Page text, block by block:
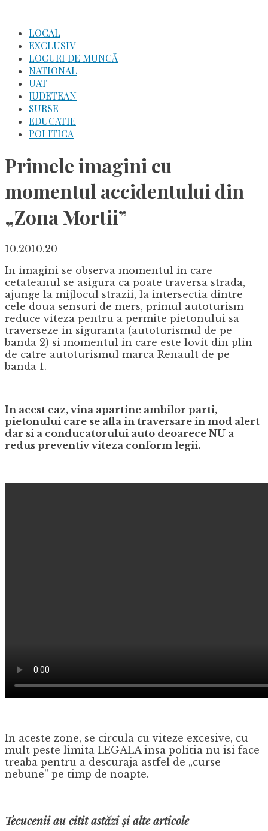
contentLOCAL
EXCLUSIV
LOCURI DE MUNCĂ
NATIONAL
UAT
JUDETEAN
SURSE
EDUCATIE
POLITICA
Primele imagini cu
momentul accidentului din
„Zona Mortii”
10.2010.20
In imagini se observa momentul in care
cetateanul se asigura ca poate traversa strada,
ajunge la mijlocul strazii, la intersectia dintre
cele doua sensuri de mers, primul autoturism
reduce viteza pentru a permite pietonului sa
traverseze in siguranta (autoturismul de pe
banda 2) si momentul in care este lovit din plin
de catre autoturismul marca Renault de pe
banda 1.
In acest caz, vina apartine ambilor parti,
pietonului care se afla in traversare in mod alert
dar si a conducatorului auto deoarece NU a
redus preventiv viteza conform legii.
In aceste zone, se circula cu viteze excesive, cu
mult peste limita LEGALA insa politia nu isi face
treaba pentru a descuraja astfel de „curse
nebune” pe timp de noapte.
Tecucenii au citit astăzi și alte articole